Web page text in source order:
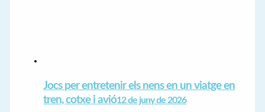
Jocs per entretenir els nens en un viatge en
tren, cotxe i avió12 de juny de 2026